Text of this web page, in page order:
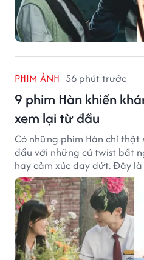
PHIM ẢNH 56 phút trước
9 phim Hàn khiến
xem lại từ đầu
Có những phim Hàn chỉ
đầu với những cú twist bất
hay cảm xúc day dứt. Đây
khán giả ước có thể trải